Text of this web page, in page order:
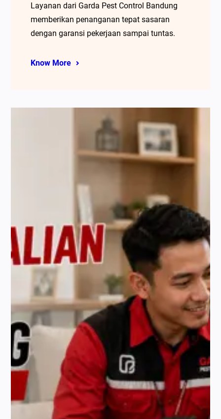
Layanan dari Garda Pest Control Bandung
memberikan penanganan tepat sasaran
dengan garansi pekerjaan sampai tuntas.
Know More